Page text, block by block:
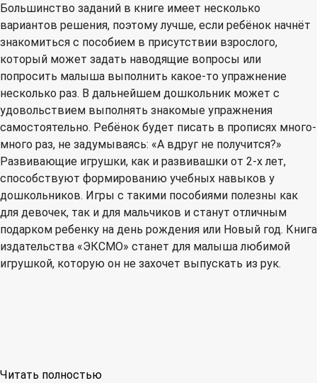
Большинство заданий в книге имеет несколько
вариантов решения, поэтому лучше, если ребёнок начнёт
знакомиться с пособием в присутствии взрослого,
который может задать наводящие вопросы или
попросить малыша выполнить какое-то упражнение
несколько раз. В дальнейшем дошкольник может с
удовольствием выполнять знакомые упражнения
самостоятельно. Ребёнок будет писать в прописях много-
много раз, не задумываясь: «А вдруг не получится?»
Развивающие игрушки, как и развивашки от 2-х лет,
способствуют формированию учебных навыков у
дошкольников. Игры с такими пособиями полезны как
для девочек, так и для мальчиков и станут отличным
подарком ребенку на день рождения или Новый год. Книга
издательства «ЭКСМО» станет для малыша любимой
игрушкой, которую он не захочет выпускать из рук.
Читать полностью